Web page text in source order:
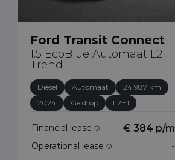
Ford Transit Connect
1.5 EcoBlue Automaat L2
Trend
Diesel Automaat
24.987 km
2024
Geldrop L2H1
Financial lease € 384 p/m
Operational lease -